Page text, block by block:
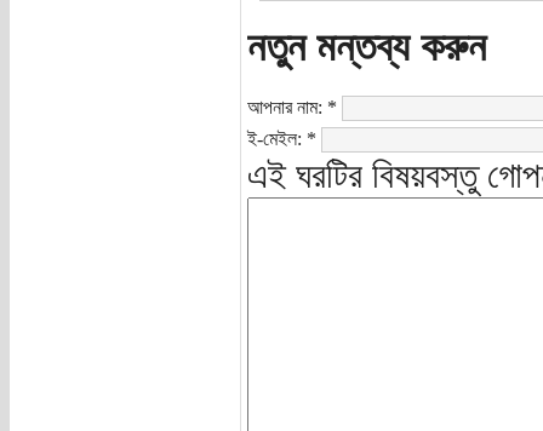
নতুন মন্তব্য করুন
আপনার নাম: *
ই-মেইল: *
এই ঘরটির বিষয়বস্তু